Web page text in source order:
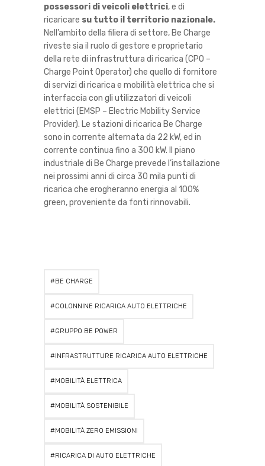
possessori di veicoli elettrici, e di
ricaricare su tutto il territorio nazionale.
Nell’ambito della filiera di settore, Be Charge
riveste sia il ruolo di gestore e proprietario
della rete di infrastruttura di ricarica (CPO –
Charge Point Operator) che quello di fornitore
di servizi di ricarica e mobilità elettrica che si
interfaccia con gli utilizzatori di veicoli
elettrici (EMSP – Electric Mobility Service
Provider). Le stazioni di ricarica Be Charge
sono in corrente alternata da 22 kW, ed in
corrente continua fino a 300 kW. Il piano
industriale di Be Charge prevede l’installazione
nei prossimi anni di circa 30 mila punti di
ricarica che erogheranno energia al 100%
green, proveniente da fonti rinnovabili.
BE CHARGE
COLONNINE RICARICA AUTO ELETTRICHE
GRUPPO BE POWER
INFRASTRUTTURE RICARICA AUTO ELETTRICHE
MOBILITÀ ELETTRICA
MOBILITÀ SOSTENIBILE
MOBILITÀ ZERO EMISSIONI
RICARICA DI AUTO ELETTRICHE